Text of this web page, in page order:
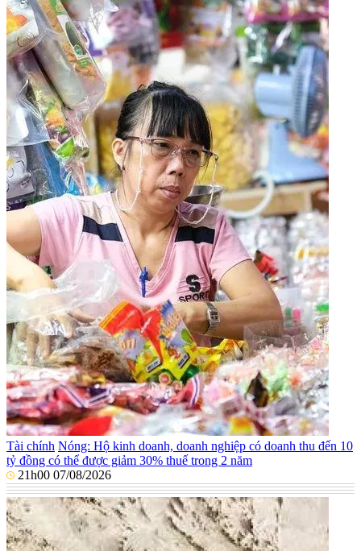
Tài chính Nóng: Hộ kinh doanh, doanh nghiệp có doanh thu đến 10
tỷ đồng có thể được giảm 30% thuế trong 2 năm
21h00 07/08/2026